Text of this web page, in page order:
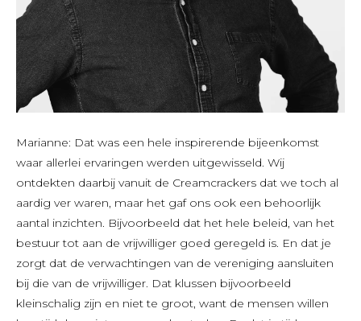
Marianne: Dat was een hele inspirerende bijeenkomst
waar allerlei ervaringen werden uitgewisseld. Wij
ontdekten daarbij vanuit de Creamcrackers dat we toch al
aardig ver waren, maar het gaf ons ook een behoorlijk
aantal inzichten. Bijvoorbeeld dat het hele beleid, van het
bestuur tot aan de vrijwilliger goed geregeld is. En dat je
zorgt dat de verwachtingen van de vereniging aansluiten
bij die van de vrijwilliger. Dat klussen bijvoorbeeld
kleinschalig zijn en niet te groot, want de mensen willen